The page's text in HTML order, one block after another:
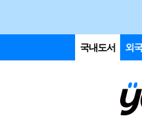
국내도서 외